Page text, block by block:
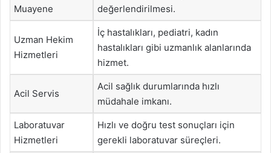
Muayene
değerlendirilmesi.
Uzman Hekim
Hizmetleri
İç hastalıkları, pediatri, kadın
hastalıkları gibi uzmanlık alanlarında
hizmet.
Acil Servis
Acil sağlık durumlarında hızlı
müdahale imkanı.
Laboratuvar
Hizmetleri
Hızlı ve doğru test sonuçları için
gerekli laboratuvar süreçleri.